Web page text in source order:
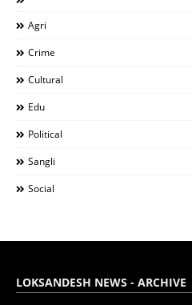
Agri
Crime
Cultural
Edu
Political
Sangli
Social
LOKSANDESH NEWS - ARCHIVE